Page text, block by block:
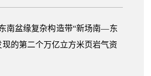
南盆缘复杂构造带“新场南—东
的第二个万亿立方米页岩气资